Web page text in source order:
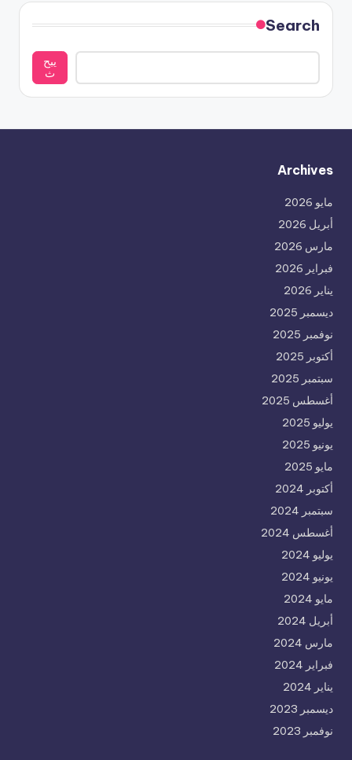
Search
يبح
ث
Archives
مايو 2026
أبريل 2026
مارس 2026
فبراير 2026
يناير 2026
ديسمبر 2025
نوفمبر 2025
أكتوبر 2025
سبتمبر 2025
أغسطس 2025
يوليو 2025
يونيو 2025
مايو 2025
أكتوبر 2024
سبتمبر 2024
أغسطس 2024
يوليو 2024
يونيو 2024
مايو 2024
أبريل 2024
مارس 2024
فبراير 2024
يناير 2024
ديسمبر 2023
نوفمبر 2023